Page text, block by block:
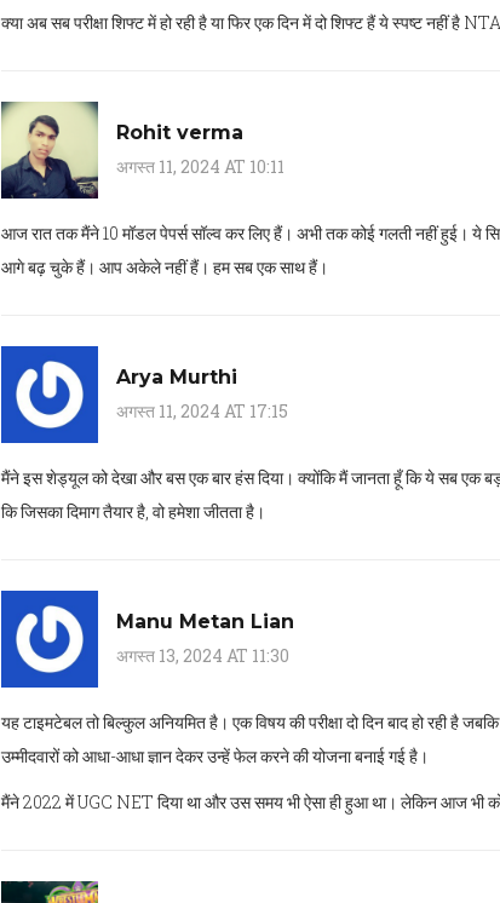
क्या अब सब परीक्षा शिफ्ट में हो रही है या फिर एक दिन में दो शिफ्ट हैं ये स्पष्ट नहीं है
Rohit verma
अगस्त 11, 2024 AT 10:11
आज रात तक मैंने 10 मॉडल पेपर्स सॉल्व कर लिए हैं। अभी तक कोई गलती नहीं
आगे बढ़ चुके हैं। आप अकेले नहीं हैं। हम सब एक साथ हैं।
Arya Murthi
अगस्त 11, 2024 AT 17:15
मैंने इस शेड्यूल को देखा और बस एक बार हंस दिया। क्योंकि मैं जानता हूँ कि ये सब एक
कि जिसका दिमाग तैयार है, वो हमेशा जीतता है।
Manu Metan Lian
अगस्त 13, 2024 AT 11:30
यह टाइमटेबल तो बिल्कुल अनियमित है। एक विषय की परीक्षा दो दिन बाद हो रही
उम्मीदवारों को आधा-आधा ज्ञान देकर उन्हें फेल करने की योजना बनाई गई है।
मैंने 2022 में UGC NET दिया था और उस समय भी ऐसा ही हुआ था। लेकिन आज भी